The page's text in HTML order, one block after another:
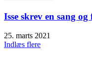
Isse skrev en sang
25. marts 2021
Indlæs flere